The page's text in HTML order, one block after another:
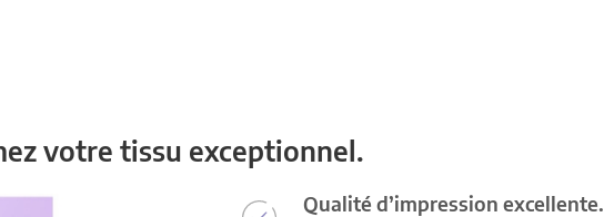
votre tissu exceptionnel.
Qualité d’impression excellente.